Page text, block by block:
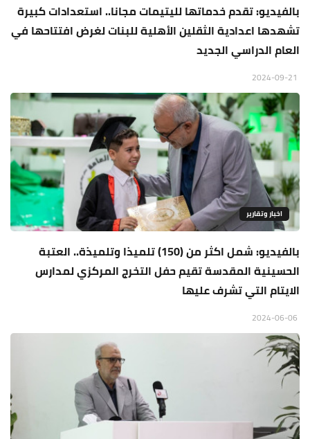
بالفيديو: تقدم خدماتها لليتيمات مجانا.. استعدادات كبيرة
تشهدها اعدادية الثقلين الأهلية للبنات لغرض افتتاحها في
العام الدراسي الجديد
اخبار وتقارير
بالفيديو: شمل اكثر من (150) تلميذا وتلميذة.. العتبة
الحسينية المقدسة تقيم حفل التخرج المركزي لمدارس
الايتام التي تشرف عليها